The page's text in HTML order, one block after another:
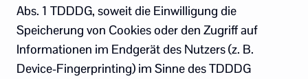
Abs. 1 TDDDG, soweit die Einwilligung die
Speicherung von Cookies oder den Zugriff auf
Informationen im Endgerät des Nutzers (z. B.
Device-Fingerprinting) im Sinne des TDDDG